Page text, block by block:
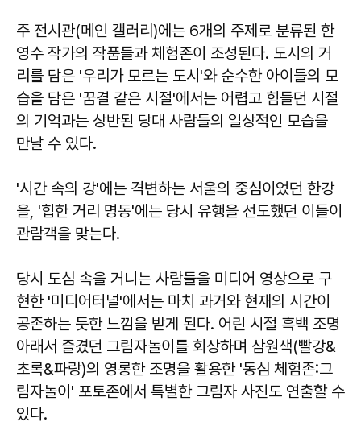
주 전시관(메인 갤러리)에는 6개의 주제로 분류된 한
영수 작가의 작품들과 체험존이 조성된다. 도시의 거
리를 담은 '우리가 모르는 도시'와 순수한 아이들의 모
습을 담은 '꿈결 같은 시절'에서는 어렵고 힘들던 시절
의 기억과는 상반된 당대 사람들의 일상적인 모습을
만날 수 있다.
'시간 속의 강'에는 격변하는 서울의 중심이었던 한강
을, '힙한 거리 명동'에는 당시 유행을 선도했던 이들이
관람객을 맞는다.
당시 도심 속을 거니는 사람들을 미디어 영상으로 구
현한 '미디어터널'에서는 마치 과거와 현재의 시간이
공존하는 듯한 느낌을 받게 된다. 어린 시절 흑백 조명
아래서 즐겼던 그림자놀이를 회상하며 삼원색(빨강&
초록&파랑)의 영롱한 조명을 활용한 '동심 체험존:그
림자놀이' 포토존에서 특별한 그림자 사진도 연출할 수
있다.